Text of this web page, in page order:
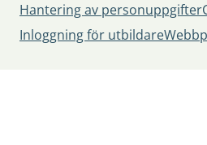
Hantering av personuppgifter
Inloggning för utbildare